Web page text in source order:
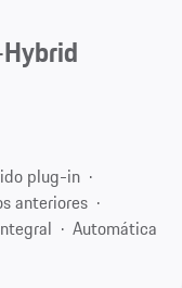
plug-in
anteriores
Automática